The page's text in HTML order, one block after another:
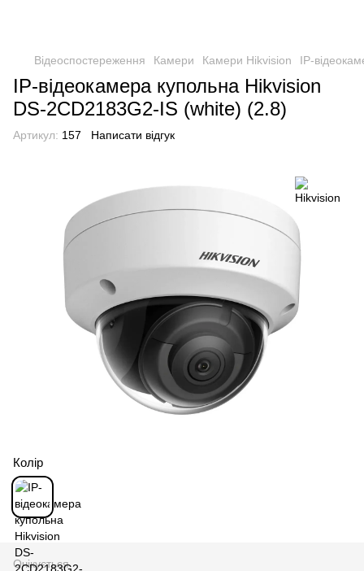
Відеоспостереження Камери Камери Hikvision IP-
IP-відеокамера купольна Hikvision
DS-2CD2183G2-IS (white) (2.8)
Артикул: 157 Написати відгук
Колір
Очікується